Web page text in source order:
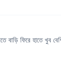
বাড়ি ফিরে হাতে খুব